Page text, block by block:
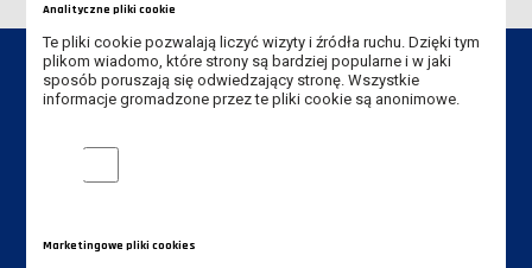
Analityczne pliki cookie
Te pliki cookie pozwalają liczyć wizyty i źródła ruchu. Dzięki tym
plikom wiadomo, które strony są bardziej popularne i w jaki
sposób poruszają się odwiedzający stronę. Wszystkie
informacje gromadzone przez te pliki cookie są anonimowe.
Analityczne pliki cookie
Marketingowe pliki cookies